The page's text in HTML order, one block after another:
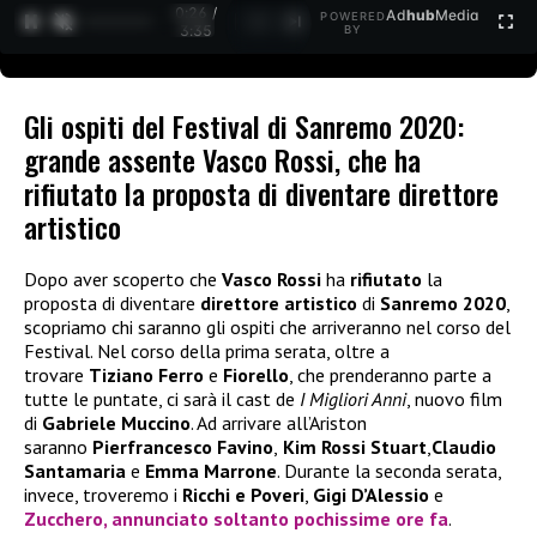
0:26 /
3:35
POWERED
BY
AdhubMedia
Gli ospiti del Festival di Sanremo 2020:
grande assente Vasco Rossi, che ha
rifiutato la proposta di diventare direttore
artistico
Dopo aver scoperto che Vasco Rossi ha rifiutato la
proposta di diventare direttore artistico di Sanremo 2020,
scopriamo chi saranno gli ospiti che arriveranno nel corso del
Festival. Nel corso della prima serata, oltre a
trovare Tiziano Ferro e Fiorello, che prenderanno parte a
tutte le puntate, ci sarà il cast de I Migliori Anni, nuovo film
di Gabriele Muccino. Ad arrivare all’Ariston
saranno Pierfrancesco Favino, Kim Rossi Stuart,Claudio
Santamaria e Emma Marrone. Durante la seconda serata,
invece, troveremo i Ricchi e Poveri, Gigi D’Alessio e
Zucchero, annunciato soltanto pochissime ore fa.